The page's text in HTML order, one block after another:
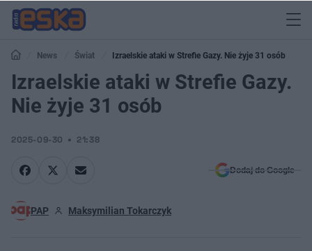
News Świat Izraelskie ataki w Strefie Gazy. Nie żyje 31 osób
Izraelskie ataki w Strefie Gazy.
Nie żyje 31 osób
2025-09-30 21:38
Dodaj do Google
PAP Maksymilian Tokarczyk